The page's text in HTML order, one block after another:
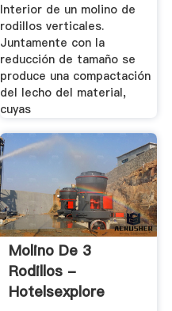
Interior de un molino de
rodillos verticales.
Juntamente con la
reducción de tamaño se
produce una compactación
del lecho del material,
cuyas
Molino De 3
Rodillos -
Hotelsexplore